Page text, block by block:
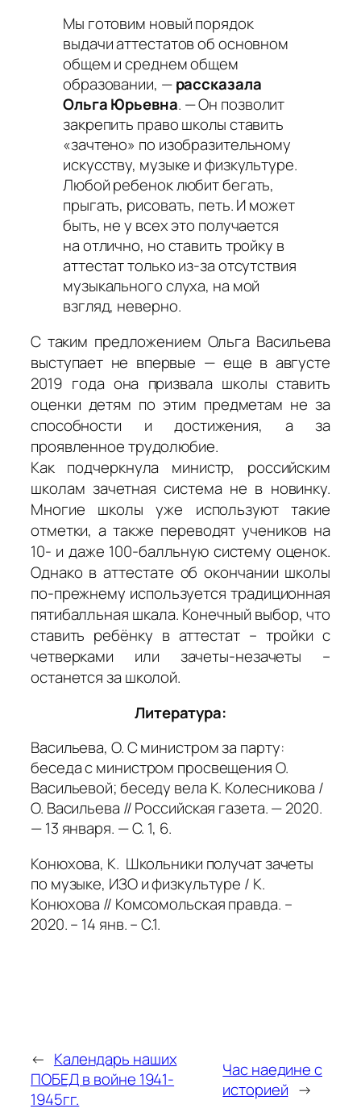
Мы готовим новый порядок
выдачи аттестатов об основном
общем и среднем общем
образовании, —рассказала
Ольга Юрьевна. — Он позволит
закрепить право школы ставить
«зачтено» по изобразительному
искусству, музыке и физкультуре.
Любой ребенок любит бегать,
прыгать, рисовать, петь. И может
быть, не у всех это получается
на отлично, но ставить тройку в
аттестат только из-за отсутствия
музыкального слуха, на мой
взгляд, неверно.
С таким предложением Ольга Васильева
выступает не впервые — еще в августе
2019 года она призвала школы ставить
оценки детям по этим предметам не за
способности и достижения, а за
проявленное трудолюбие.
Как подчеркнула министр, российским
школам зачетная система не в новинку.
Многие школы уже используют такие
отметки, а также переводят учеников на
10- и даже 100-балльную систему оценок.
Однако в аттестате об окончании школы
по-прежнему используется традиционная
пятибалльная шкала. Конечный выбор, что
ставить ребёнку в аттестат – тройки с
четверками или зачеты-незачеты –
останется за школой.
Литература:
Васильева, О. С министром за парту:
беседа с министром просвещения О.
Васильевой; беседу вела К. Колесникова /
О. Васильева // Российская газета. — 2020.
— 13 января. — С. 1, 6.
Конюхова, К. Школьники получат зачеты
по музыке, ИЗО и физкультуре / К.
Конюхова // Комсомольская правда. –
2020. – 14 янв. – С.1.
← Календарь наших
ПОБЕД в войне 1941-
1945гг.
Час наедине с
историей →